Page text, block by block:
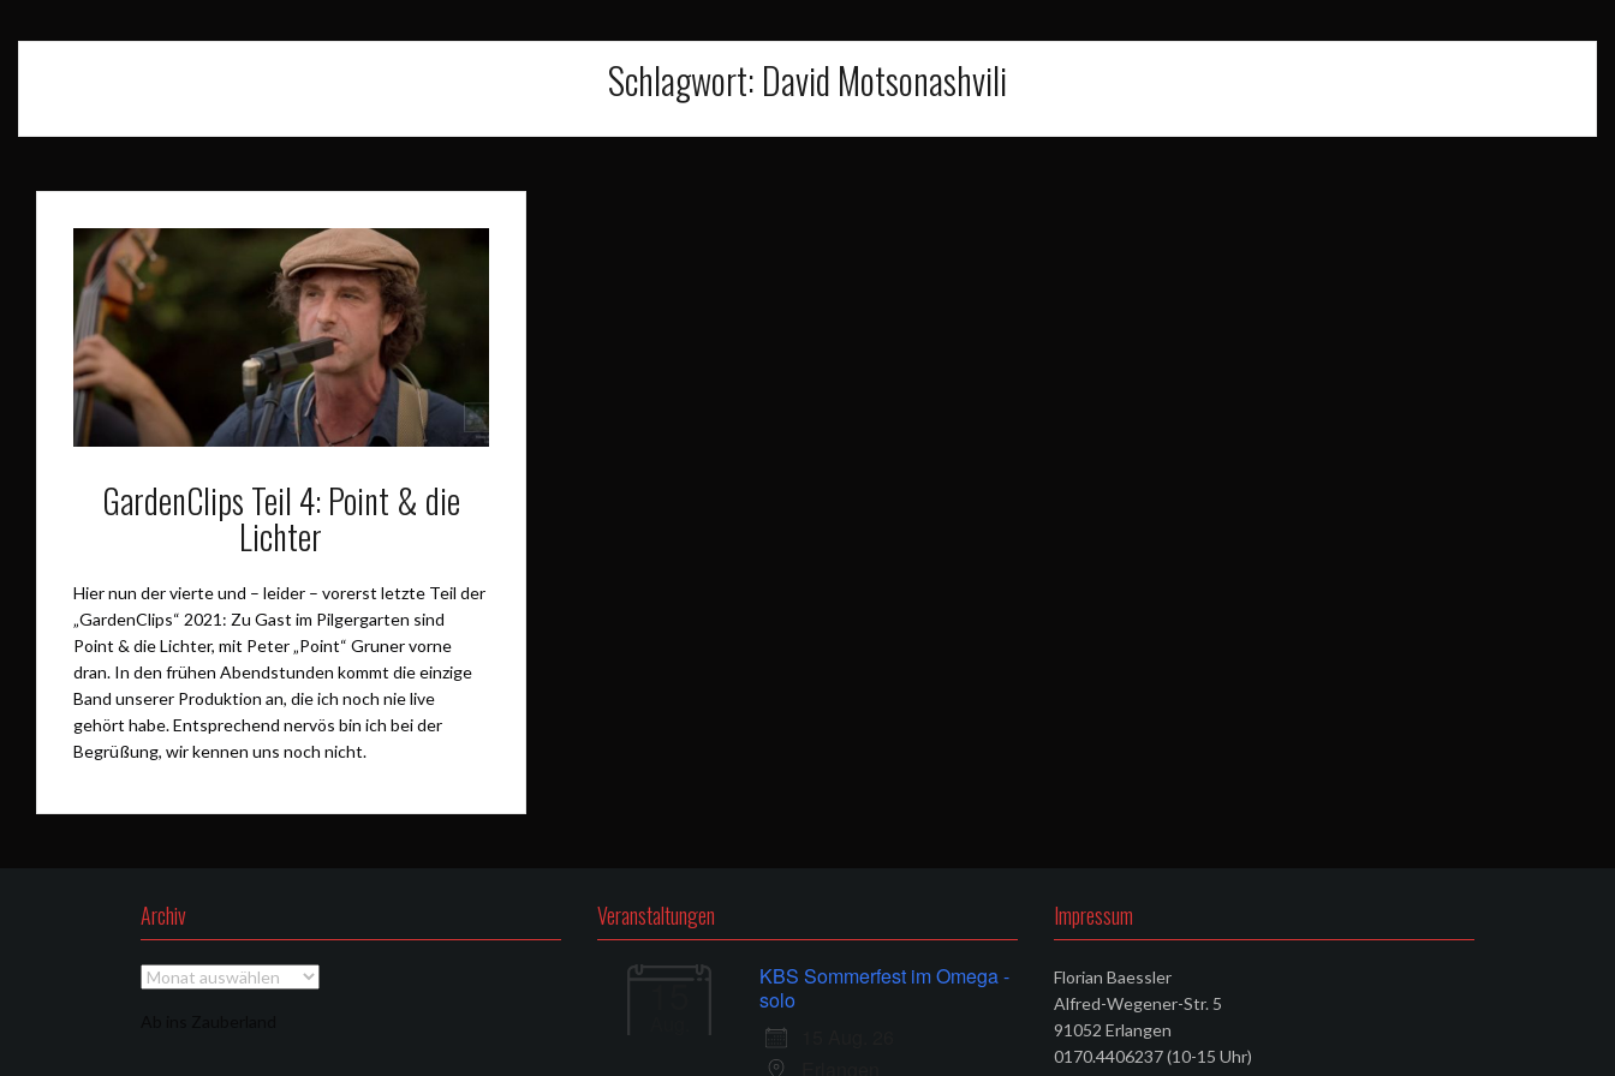
Schlagwort: David Motsonashvili
GardenClips Teil 4: Point & die
Lichter
Hier nun der vierte und – leider – vorerst letzte Teil der
„GardenClips“ 2021: Zu Gast im Pilgergarten sind
Point & die Lichter, mit Peter „Point“ Gruner vorne
dran. In den frühen Abendstunden kommt die einzige
Band unserer Produktion an, die ich noch nie live
gehört habe. Entsprechend nervös bin ich bei der
Begrüßung, wir kennen uns noch nicht.
Archiv
Archiv
Veranstaltungen
15
KBS Sommerfest im Omega -
solo
Impressum
Florian Baessler
Alfred-Wegener-Str. 5
91052 Erlangen
0170.4406237 (10-15 Uhr)